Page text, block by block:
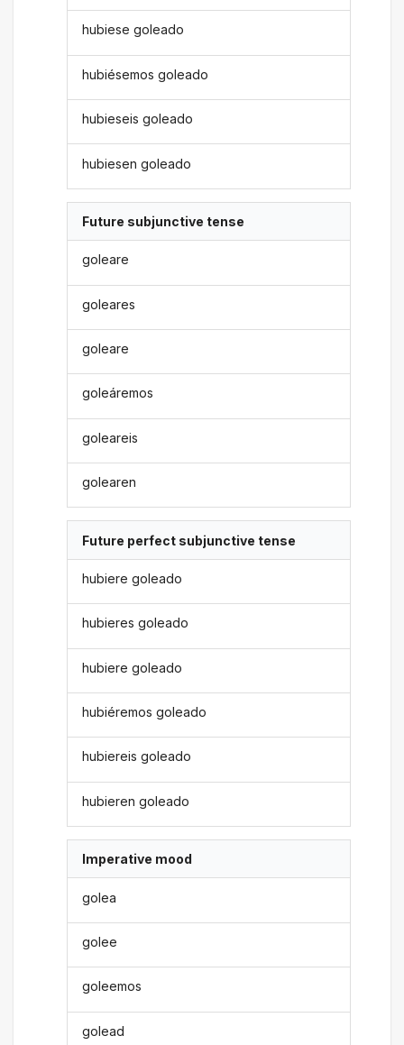
hubiese goleado
hubiésemos goleado
hubieseis goleado
hubiesen goleado
Future subjunctive tense
goleare
goleares
goleare
goleáremos
goleareis
golearen
Future perfect subjunctive tense
hubiere goleado
hubieres goleado
hubiere goleado
hubiéremos goleado
hubiereis goleado
hubieren goleado
Imperative mood
golea
golee
goleemos
golead